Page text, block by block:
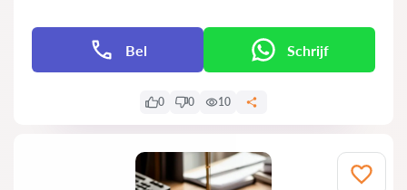
Bel Schrijf
0 0 10